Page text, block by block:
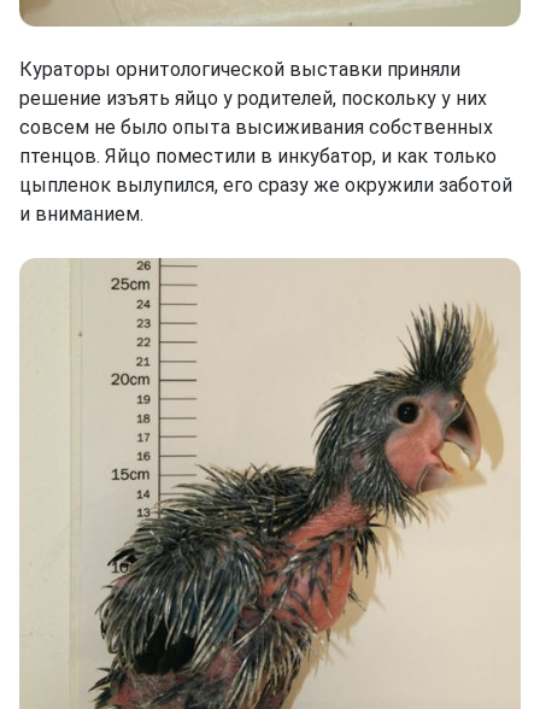
Кураторы орнитологической выставки приняли
решение изъять яйцо у родителей, поскольку у них
совсем не было опыта высиживания собственных
птенцов. Яйцо поместили в инкубатор, и как только
цыпленок вылупился, его сразу же окружили заботой
и вниманием.